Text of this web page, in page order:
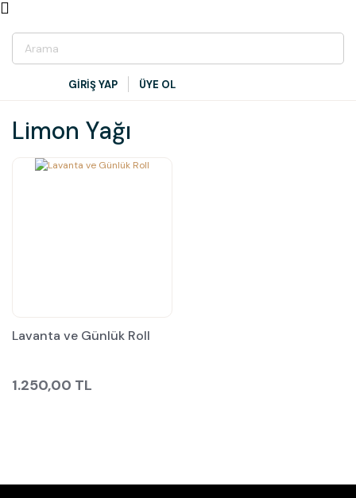
GİRİŞ YAP ÜYE OL
Limon Yağı
Lavanta ve Günlük Roll
1.250,00 TL